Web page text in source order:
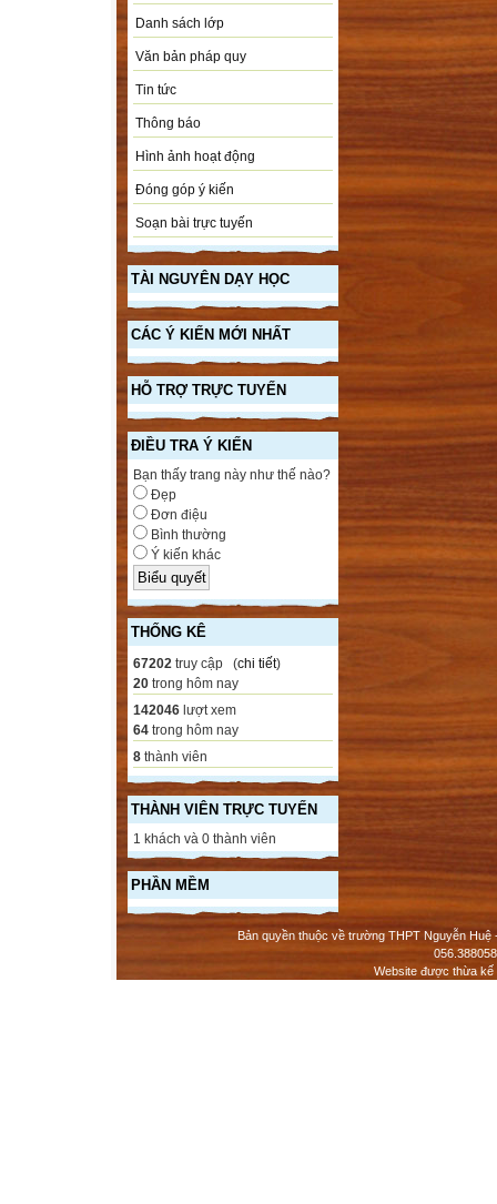
Danh sách lớp
Văn bản pháp quy
Tin tức
Thông báo
Hình ảnh hoạt động
Đóng góp ý kiến
Soạn bài trực tuyến
TÀI NGUYÊN DẠY HỌC
CÁC Ý KIẾN MỚI NHẤT
HỖ TRỢ TRỰC TUYẾN
ĐIỀU TRA Ý KIẾN
Bạn thấy trang này như thế nào?
Đẹp
Đơn điệu
Bình thường
Ý kiến khác
THỐNG KÊ
67202 truy cập (chi tiết)
20 trong hôm nay
142046 lượt xem
64 trong hôm nay
8 thành viên
THÀNH VIÊN TRỰC TUYẾN
1 khách và 0 thành viên
PHẦN MỀM
Bản quyền thuộc về trường THPT Nguyễn
Website được thừa